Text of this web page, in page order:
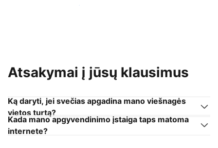
Prisijungti prie panašių šeimininkų
Atsakymai į jūsų klausimus
Ką daryti, jei svečias apgadina mano viešnagės
vietos turtą?
Kada mano apgyvendinimo įstaiga taps matoma
internete?